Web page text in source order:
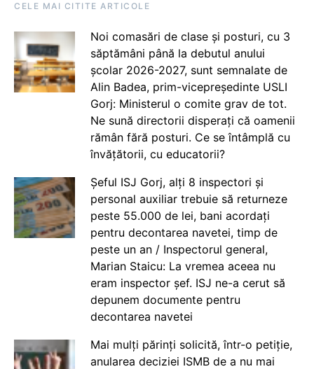
CELE MAI CITITE ARTICOLE
Noi comasări de clase și posturi, cu 3
săptămâni până la debutul anului
școlar 2026-2027, sunt semnalate de
Alin Badea, prim-vicepreședinte USLI
Gorj: Ministerul o comite grav de tot.
Ne sună directorii disperați că oamenii
rămân fără posturi. Ce se întâmplă cu
învățătorii, cu educatorii?
Șeful ISJ Gorj, alți 8 inspectori și
personal auxiliar trebuie să returneze
peste 55.000 de lei, bani acordați
pentru decontarea navetei, timp de
peste un an / Inspectorul general,
Marian Staicu: La vremea aceea nu
eram inspector șef. ISJ ne-a cerut să
depunem documente pentru
decontarea navetei
Mai mulți părinți solicită, într-o petiție,
anularea deciziei ISMB de a nu mai